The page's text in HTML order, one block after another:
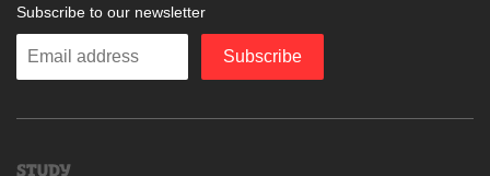
Subscribe to our newsletter
Enter
Subscribe
Study